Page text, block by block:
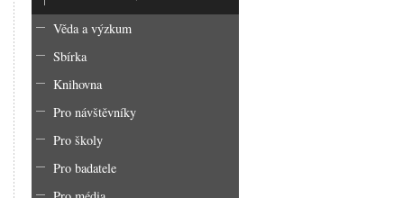
Věda a výzkum
Sbírka
Knihovna
Pro návštěvníky
Pro školy
Pro badatele